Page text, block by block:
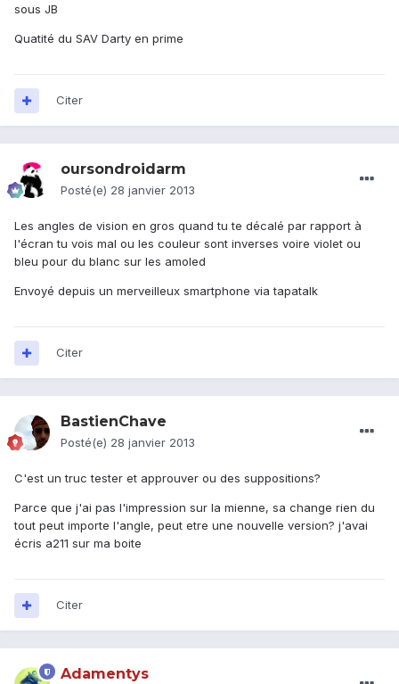
sous JB
Quatité du SAV Darty en prime
Citer
oursondroidarm
Posté(e) 28 janvier 2013
Les angles de vision en gros quand tu te décalé par rapport à
l'écran tu vois mal ou les couleur sont inverses voire violet ou
bleu pour du blanc sur les amoled
Envoyé depuis un merveilleux smartphone via tapatalk
Citer
BastienChave
Posté(e) 28 janvier 2013
C'est un truc tester et approuver ou des suppositions?
Parce que j'ai pas l'impression sur la mienne, sa change rien du
tout peut importe l'angle, peut etre une nouvelle version? j'avai
écris a211 sur ma boite
Citer
Adamentys